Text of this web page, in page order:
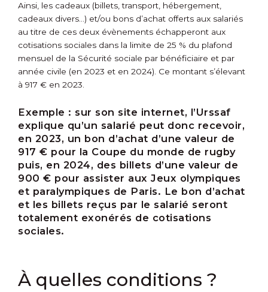
Ainsi, les cadeaux (billets, transport, hébergement,
cadeaux divers…) et/ou bons d’achat offerts aux salariés
au titre de ces deux évènements échapperont aux
cotisations sociales dans la limite de 25 % du plafond
mensuel de la Sécurité sociale par bénéficiaire et par
année civile (en 2023 et en 2024). Ce montant s’élevant
à 917 € en 2023.
Exemple : sur son site internet, l’Urssaf
explique qu’un salarié peut donc recevoir,
en 2023, un bon d’achat d’une valeur de
917 € pour la Coupe du monde de rugby
puis, en 2024, des billets d’une valeur de
900 € pour assister aux Jeux olympiques
et paralympiques de Paris. Le bon d’achat
et les billets reçus par le salarié seront
totalement exonérés de cotisations
sociales.
À quelles conditions ?